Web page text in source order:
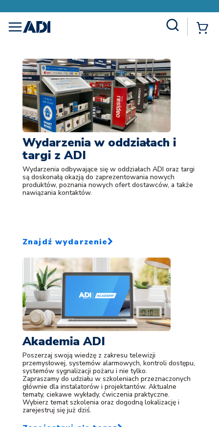
menu
Wydarzenia w oddziałach i
targi z ADI
Wydarzenia odbywające się w oddziałach ADI oraz targi
są doskonałą okazją do zaprezentowania nowych
produktów, poznania nowych ofert dostawców, a także
nawiązania kontaktów.
Znajdź wydarzenie
Akademia ADI
Poszerzaj swoją wiedzę z zakresu telewizji
przemysłowej, systemów alarmowych, kontroli dostępu,
systemów sygnalizacji pożaru i nie tylko.
Zapraszamy do udziału w szkoleniach przeznaczonych
głównie dla instalatorów i projektantów. Aktualne
tematy, ciekawe wykłady, ćwiczenia praktyczne.
Wybierz temat szkolenia oraz dogodną lokalizację i
zarejestruj się już dziś.